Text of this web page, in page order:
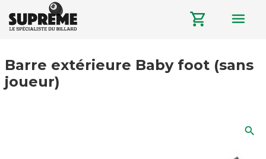
shopping_cart menu
Barre extérieure Baby foot (sans
joueur)
search